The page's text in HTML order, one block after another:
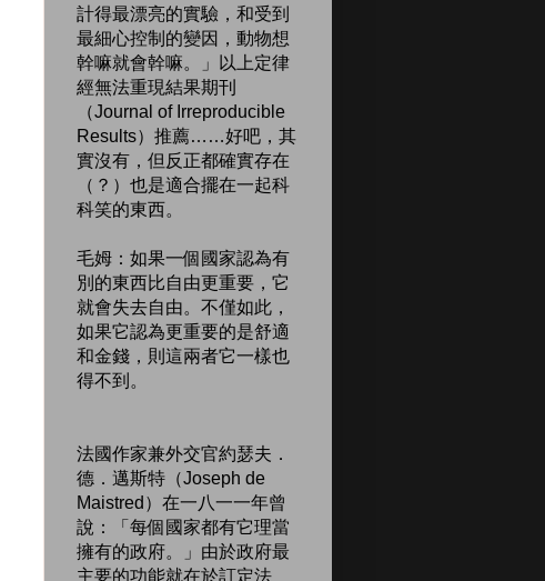
計得最漂亮的實驗，和受到
最細心控制的變因，動物想
幹嘛就會幹嘛。」以上定律
經無法重現結果期刊
（Journal of Irreproducible
Results）推薦……好吧，其
實沒有，但反正都確實存在
（？）也是適合擺在一起科
科笑的東西。
毛姆：如果一個國家認為有
別的東西比自由更重要，它
就會失去自由。不僅如此，
如果它認為更重要的是舒適
和金錢，則這兩者它一樣也
得不到。
法國作家兼外交官約瑟夫．
德．邁斯特（Joseph de
Maistred）在一八一一年曾
說：「每個國家都有它理當
擁有的政府。」由於政府最
主要的功能就在於訂定法